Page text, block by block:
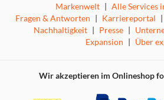
Markenwelt | Alle Services
Fragen & Antworten | Karriereportal |
Nachhaltigkeit | Presse |
Expansion | Über
Wir akzeptieren im Onlineshop